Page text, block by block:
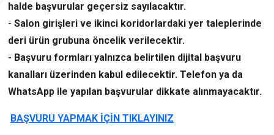
halde başvurular geçersiz sayılacaktır.
- Salon girişleri ve ikinci koridorlardaki yer taleplerinde
deri ürün grubuna öncelik verilecektir.
- Başvuru formları yalnızca belirtilen dijital başvuru
kanalları üzerinden kabul edilecektir. Telefon ya da
WhatsApp ile yapılan başvurular dikkate alınmayacaktır.
BAŞVURU YAPMAK İÇİN TIKLAYINIZ